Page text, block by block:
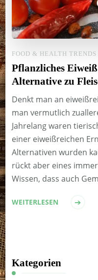
FOOD & HEALTH TRENDS
Pflanzliches
Alternative zu
Denkt man an
man vermutlich
Jahrelang waren
einer eiweißreichen
Alternativen wurden
rückt aber eines
Wissen, dass auch
WEITERLESEN
Kategorien